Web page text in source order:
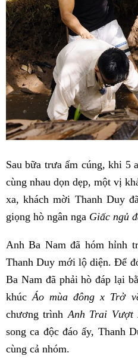
Sau bữa trưa ấm cúng, khi 5
cùng nhau dọn dẹp, một vị
xa, khách mời Thanh Duy
giọng hò ngân nga Giấc ngủ
Anh Ba Nam đã hóm hỉnh
Thanh Duy mới lộ diện. Để
Ba Nam đã phải hò đáp lại
khúcÁo mùa đông x Trở
chương trìnhAnh Trai Vượt
song ca độc đáo ấy, Thanh
cùng cả nhóm.